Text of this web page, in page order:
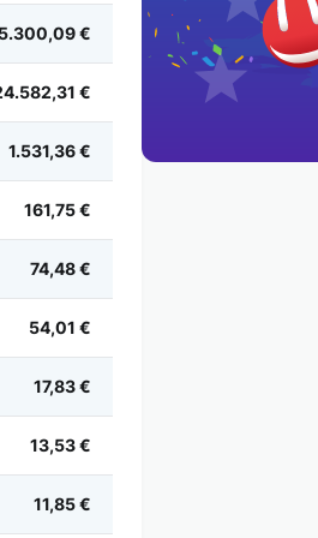
€
€
1.531,36 €
161,75 €
74,48 €
54,01 €
17,83 €
13,53 €
11,85 €